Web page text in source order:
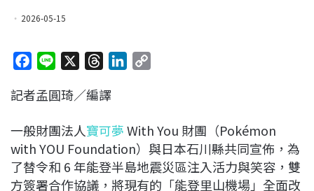
2026-05-15
c
b
o
o
n
r
a
d
s
e
d
I
L
i
n
記者孟圓琦／編譯
一般財團法人寶可夢With You 財團（Pokémon
with YOU Foundation）與日本石川縣共同宣佈，為
了替令和 6 年能登半島地震災區注入活力與笑容，雙
方簽署合作協議，將現有的「能登里山機場」全面改